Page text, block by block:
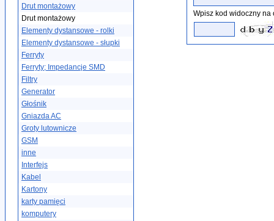
Drut montażowy
Drut montażowy
Elementy dystansowe - rolki
Elementy dystansowe - słupki
Ferryty
Ferryty; Impedancje SMD
Filtry
Generator
Głośnik
Gniazda AC
Groty lutownicze
GSM
inne
Interfejs
Kabel
Kartony
karty pamięci
komputery
Wpisz kod widoczny na